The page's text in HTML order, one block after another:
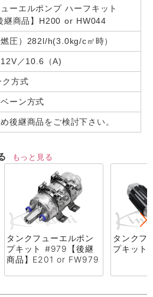
ーエルポンプ ハーフキット
継商品】H200 or HW044
圧）282l/h(3.0kg/c㎡時）
／10.6（A)
方式
ーン方式
後継商品をご検討下さい。
もっと見る
タンクフューエルポン
プキット #979【後継
商品】E201 or FW979
タンクフ
プキット